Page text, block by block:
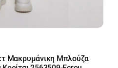
Μακρυμάνικη Μπλούζα